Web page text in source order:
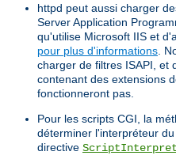
httpd peut aussi charger
Server Application
qu'utilise Microsoft IIS et
pour plus d'informations .
charger de filtres ISAPI, et
contenant des extensions
fonctionneront pas.
Pour les scripts CGI, la
déterminer l'interpréteur
directive